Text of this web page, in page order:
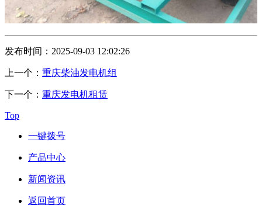
发布时间：2025-09-03 12:02:26
上一个： 重庆柴油发电机组
下一个： 重庆发电机租赁
Top
一键拨号
产品中心
新闻资讯
返回首页